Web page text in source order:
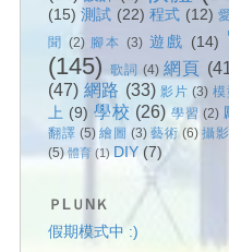
(15) 測試 (22) 程式 (12)
聞 (2) 腳本 (3) 遊戲 (14)
(145) 歌詞 (4) 網頁
(47) 網路 (33) 影片 (3) 模
上 (9) 學校 (26) 學習 (2)
翻譯 (5) 繪圖 (3) 藝術 (6) 攝影
(5) 體育 (1) DIY (7)
ＰLＵNＫ
假期模式中 :)